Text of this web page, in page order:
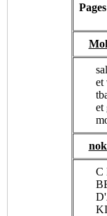
et
et
C